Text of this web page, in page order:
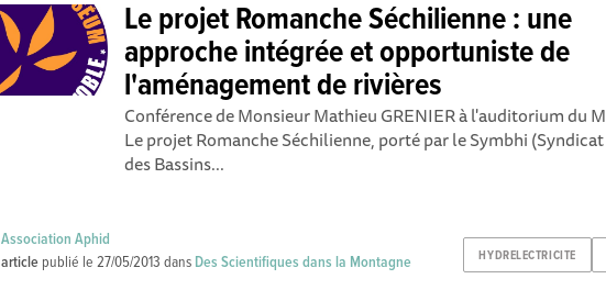
Le projet Romanche Séchilienne : une
approche intégrée et opportuniste de
l'aménagement de rivières
Conférence de Monsieur Mathieu GRENIER à l'auditorium du
Le projet Romanche Séchilienne, porté par le Symbhi
des Bassins...
HYDRELECTRICITE
Association Aphid
article publié le27/05/2013 dans Des Scientifiques dans la Montagne